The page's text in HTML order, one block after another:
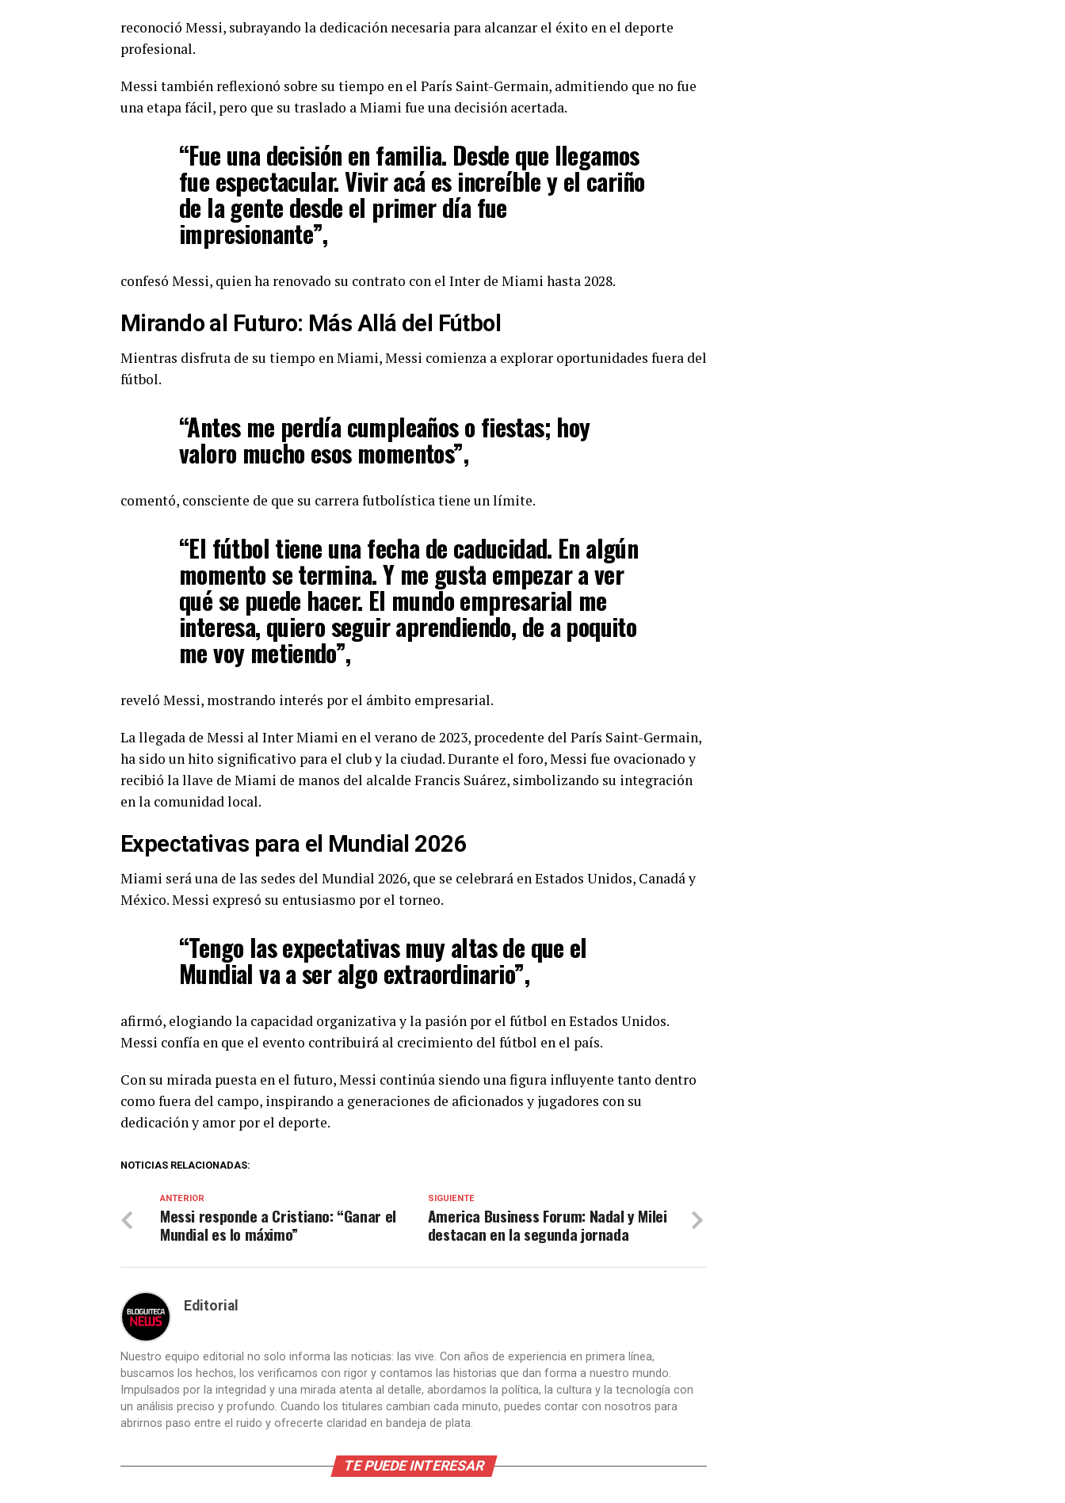
reconoció Messi, subrayando la dedicación necesaria para alcanzar el éxito en el deporte
profesional.
Messi también reflexionó sobre su tiempo en el París Saint-Germain, admitiendo que no fue
una etapa fácil, pero que su traslado a Miami fue una decisión acertada.
“Fue una decisión en familia. Desde que llegamos
fue espectacular. Vivir acá es increíble y el cariño
de la gente desde el primer día fue
impresionante”,
confesó Messi, quien ha renovado su contrato con el Inter de Miami hasta 2028.
Mirando al Futuro: Más Allá del Fútbol
Mientras disfruta de su tiempo en Miami, Messi comienza a explorar oportunidades fuera del
fútbol.
“Antes me perdía cumpleaños o fiestas; hoy
valoro mucho esos momentos”,
comentó, consciente de que su carrera futbolística tiene un límite.
“El fútbol tiene una fecha de caducidad. En algún
momento se termina. Y me gusta empezar a ver
qué se puede hacer. El mundo empresarial me
interesa, quiero seguir aprendiendo, de a poquito
me voy metiendo”,
reveló Messi, mostrando interés por el ámbito empresarial.
La llegada de Messi al Inter Miami en el verano de 2023, procedente del París Saint-Germain,
ha sido un hito significativo para el club y la ciudad. Durante el foro, Messi fue ovacionado y
recibió la llave de Miami de manos del alcalde Francis Suárez, simbolizando su integración
en la comunidad local.
Expectativas para el Mundial 2026
Miami será una de las sedes del Mundial 2026, que se celebrará en Estados Unidos, Canadá y
México. Messi expresó su entusiasmo por el torneo.
“Tengo las expectativas muy altas de que el
Mundial va a ser algo extraordinario”,
afirmó, elogiando la capacidad organizativa y la pasión por el fútbol en Estados Unidos.
Messi confía en que el evento contribuirá al crecimiento del fútbol en el país.
Con su mirada puesta en el futuro, Messi continúa siendo una figura influyente tanto dentro
como fuera del campo, inspirando a generaciones de aficionados y jugadores con su
dedicación y amor por el deporte.
NOTICIAS RELACIONADAS:
SIGUIENTE
America Business Forum: Nadal y Milei
destacan en la segunda jornada
ANTERIOR
Messi responde a Cristiano: “Ganar el
Mundial es lo máximo”
Editorial
Nuestro equipo editorial no solo informa las noticias: las vive. Con años de experiencia en primera línea,
buscamos los hechos, los verificamos con rigor y contamos las historias que dan forma a nuestro mundo.
Impulsados por la integridad y una mirada atenta al detalle, abordamos la política, la cultura y la tecnología con
un análisis preciso y profundo. Cuando los titulares cambian cada minuto, puedes contar con nosotros para
abrirnos paso entre el ruido y ofrecerte claridad en bandeja de plata.
TE PUEDE INTERESAR